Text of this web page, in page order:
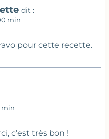
dit :
min
pour cette recette.
min
c’est très bon !